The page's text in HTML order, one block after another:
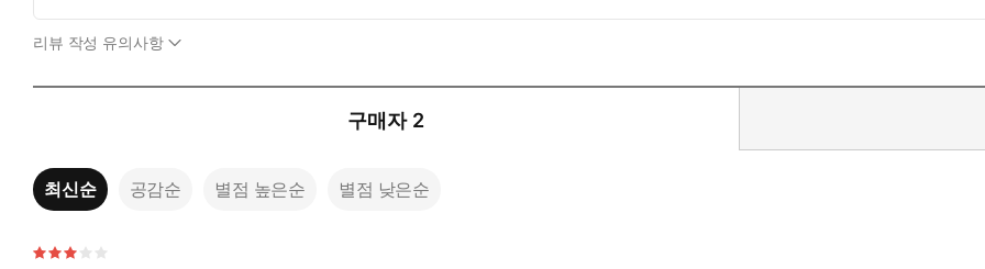
리뷰 작성 유의사항
구매자 2
최신순 공감순 별점 높은순 별점 낮은순